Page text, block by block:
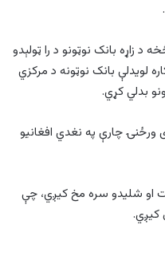
د زاړه بانک نوټونو د را ټولېدو
لویدلې بانک نوټونه د مرکزي
بدلي کړي.
ورځنۍ چارې په نغدي افغانیو
او شلیدو سره مخ کیږي، چې
کیږي.